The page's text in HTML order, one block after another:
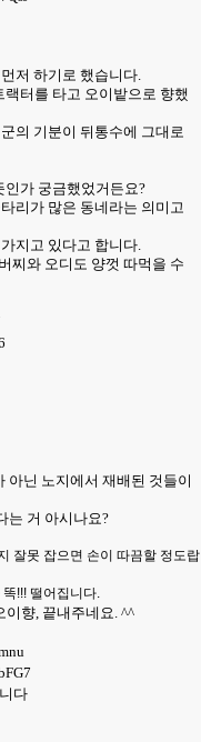
저 하기로 했습니다.
터를 타고 오이밭으로 향했
의 기분이 뒤통수에 그대로
가 궁금했었거든요?
리가 많은 동네라는 의미고
지고 있다고 합니다.
찌와 오디도 양껏 따먹을 수
아닌 노지에서 재배된 것들이
는 거 아시나요?
잘못 잡으면 손이 따끔할 정도랍
!!! 떨어집니다.
이향, 끝내주네요. ^^